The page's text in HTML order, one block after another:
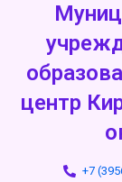
центр
+7